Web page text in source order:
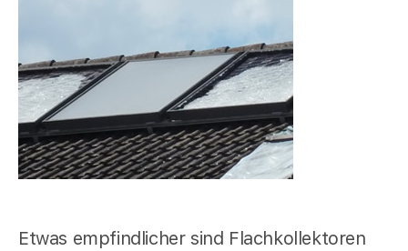
Etwas empfindlicher sind Flachkollektoren